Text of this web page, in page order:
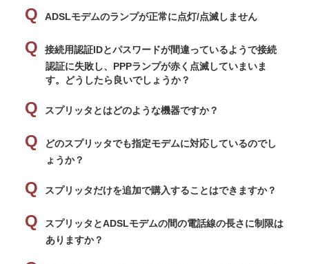
ADSLモデムのランプが正常に点灯/点滅しません
接続用認証IDとパスワードが間違っているようで接続
認証に失敗し、PPPランプが赤く点滅していまいま
す。どうしたら良いでしょうか？
スプリッタとはどのような機器ですか？
どのスプリッタでも指定モデムに対応しているのでし
ょうか？
スプリッタだけを追加で購入することはできますか？
スプリッタとADSLモデムの間の電話線の長さに制限は
ありますか？